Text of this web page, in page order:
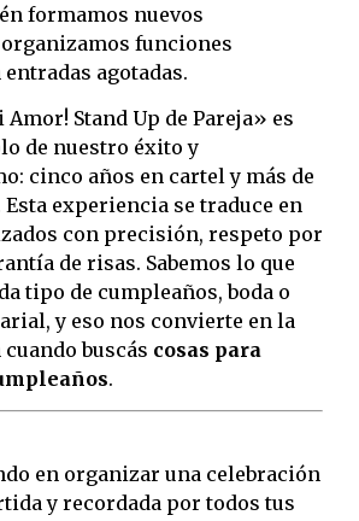
formamos nuevos
funciones
agotadas.
Stand Up de Pareja» es
de nuestro éxito y
cinco años en cartel y más de
experiencia se traduce en
con precisión, respeto por
de risas. Sabemos lo que
tipo de cumpleaños, boda o
y eso nos convierte en la
buscás cosas para
.
en organizar una celebración
y recordada por todos tus